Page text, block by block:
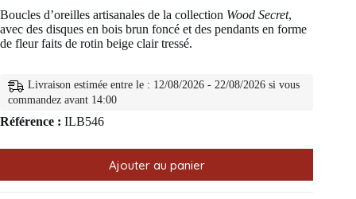
Boucles d’oreilles artisanales de la collection Wood Secret,
avec des disques en bois brun foncé et des pendants en forme
de fleur faits de rotin beige clair tressé.
Livraison estimée entre le : 12/08/2026 - 22/08/2026 si vous
commandez avant 14:00
Référence : ILB546
Ajouter au panier